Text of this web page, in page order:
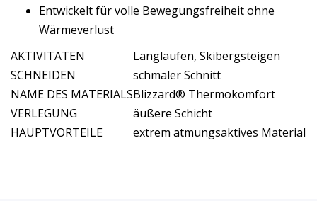
Entwickelt für volle Bewegungsfreiheit ohne
Wärmeverlust
AKTIVITÄTEN
Langlaufen, Skibergsteigen
SCHNEIDEN
schmaler Schnitt
NAME DES MATERIALSBlizzard® Thermokomfort
VERLEGUNG
äußere Schicht
HAUPTVORTEILE
extrem atmungsaktives Material